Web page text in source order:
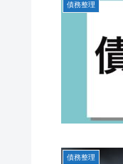
債務整理
債務整理